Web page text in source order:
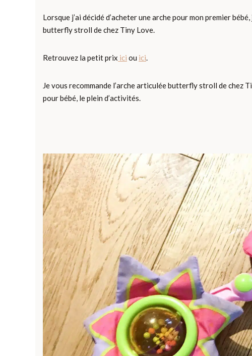
Lorsque j’ai décidé d’acheter une arche pour mon premier
butterfly stroll de chez Tiny Love.
Retrouvez la petit prix ici ou ici.
Je vous recommande l’arche articulée butterfly stroll de chez
pour bébé, le plein d’activités.